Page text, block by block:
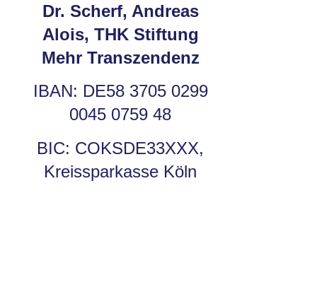
Dr. Scherf, Andreas
Alois, THK Stiftung
Mehr Transzendenz
IBAN: DE58 3705 0299
0045 0759 48
BIC: COKSDE33XXX,
Kreissparkasse Köln